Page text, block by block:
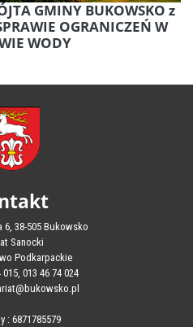
GMINY BUKOWSKO z
OGRANICZEŃ W
WODY
6, 38-505 Bukowsko
Sanocki
Podkarpackie
013 46 74 024
: 6871785579